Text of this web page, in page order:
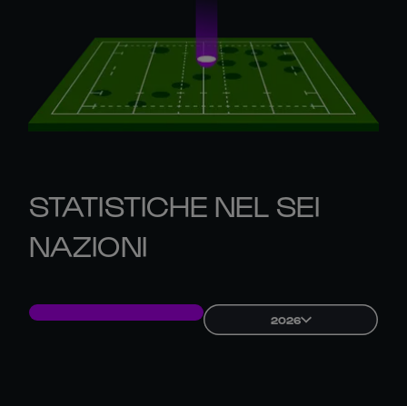
STATISTICHE NEL SEI
NAZIONI
2026